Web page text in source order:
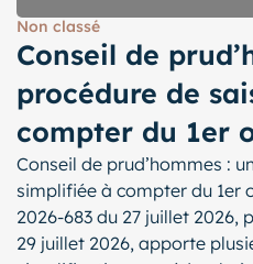
Non classé
Conseil de
procédure de
compter du 1er
Conseil de prud’hommes :
simplifiée à compter du 1er
2026-683 du 27 juillet
29 juillet 2026, apporte